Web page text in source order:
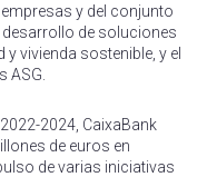
y del conjunto
desarrollo de soluciones
vivienda sostenible, y el
ASG.
2024, CaixaBank
de euros en
de varias iniciativas